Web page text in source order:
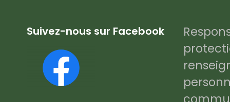
Suivez-nous sur Facebook